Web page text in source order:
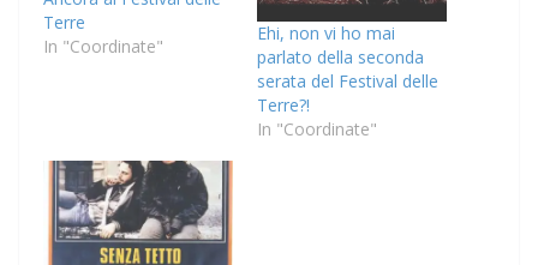
Terre
In "Coordinate"
Ehi, non vi ho mai
parlato della seconda
serata del Festival delle
Terre?!
In "Coordinate"